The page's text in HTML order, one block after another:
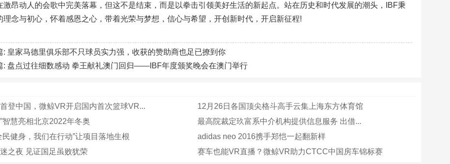
激昂动人的会歌中完美落幕，但这不是结束，而是以拳击引领美好生活的新起点。站在历史和时代发展的潮头，IBF秉
理念与初心，怀着感恩之心，带着光荣与梦想，信心与希望，开创新时代，开启新征程!
: 皇家马德里俱乐部不只球员实力强，收获的赞助商也足已撩到你
: 盘点过往细数感动 拳王献礼澳门回归——IBF年度颁奖晚会在澳门举行
登中国，微鲸VR开启国内首次篮球VR...
12月26日各国顶尖格斗高手云集上海东方体育馆
智慧亮相北京2022年冬奥
最高院裁定玖富系中介机构提供信息服务 出借...
民健身，我们在行动”让项目落地生根
adidas neo 2016携手郑恺一起翻新样
之夜 见证国足虽败犹荣
赛车也能VR直播？微鲸VR助力CTCC中国房车锦标赛